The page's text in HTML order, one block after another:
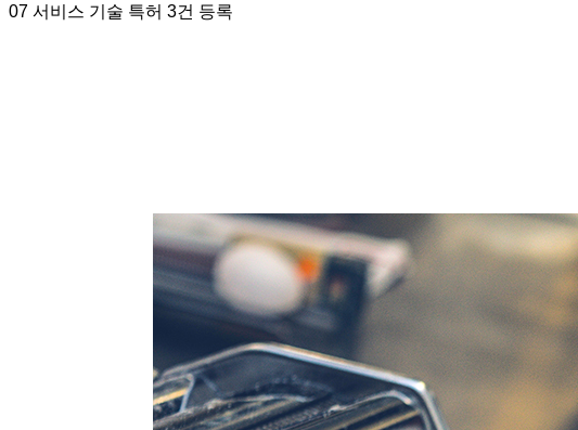
07 서비스 기술 특허 3건 등록